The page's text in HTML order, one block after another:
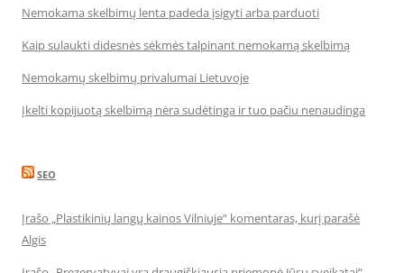
Nemokama skelbimų lenta padeda įsigyti arba parduoti
Kaip sulaukti didesnės sėkmės talpinant nemokamą skelbimą
Nemokamų skelbimų privalumai Lietuvoje
Įkelti kopijuotą skelbimą nėra sudėtinga ir tuo pačiu nenaudinga
SEO
Įrašo „Plastikinių langų kainos Vilniuje“ komentaras, kurį parašė
Algis